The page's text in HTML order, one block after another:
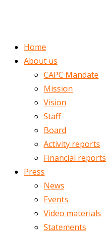
Home
About us
CAPC Mandate
Mission
Vision
Staff
Board
Activity reports
Financial reports
Press
News
Events
Video materials
Statements